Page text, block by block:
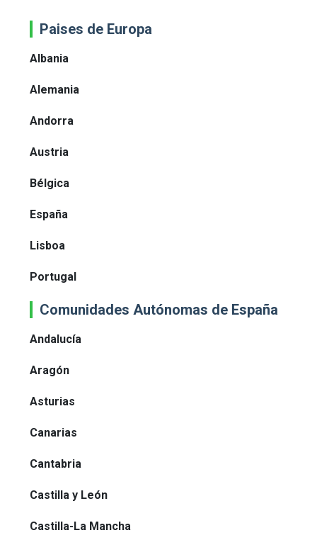
Paises de Europa
Albania
Alemania
Andorra
Austria
Bélgica
España
Lisboa
Portugal
Comunidades Autónomas de España
Andalucía
Aragón
Asturias
Canarias
Cantabria
Castilla y León
Castilla-La Mancha